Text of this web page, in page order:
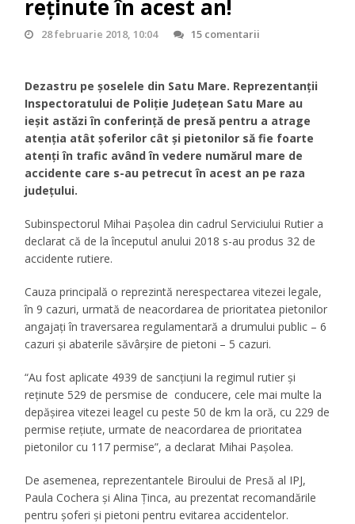
reţinute în acest an!
28 februarie 2018, 10:04 15 comentarii
Dezastru pe şoselele din Satu Mare. Reprezentanţii
Inspectoratului de Poliţie Judeţean Satu Mare au
ieşit astăzi în conferinţă de presă pentru a atrage
atenţia atât şoferilor cât şi pietonilor să fie foarte
atenţi în trafic având în vedere numărul mare de
accidente care s-au petrecut în acest an pe raza
judeţului.
Subinspectorul Mihai Paşolea din cadrul Serviciului Rutier a
declarat că de la începutul anului 2018 s-au produs 32 de
accidente rutiere.
Cauza principală o reprezintă nerespectarea vitezei legale,
în 9 cazuri, urmată de neacordarea de prioritatea pietonilor
angajaţi în traversarea regulamentară a drumului public – 6
cazuri şi abaterile săvârşire de pietoni – 5 cazuri.
“Au fost aplicate 4939 de sancţiuni la regimul rutier şi
reţinute 529 de persmise de conducere, cele mai multe la
depăşirea vitezei leagel cu peste 50 de km la oră, cu 229 de
permise reţiute, urmate de neacordarea de prioritatea
pietonilor cu 117 permise”, a declarat Mihai Paşolea.
De asemenea, reprezentantele Biroului de Presă al IPJ,
Paula Cochera și Alina Ținca, au prezentat recomandările
pentru șoferi și pietoni pentru evitarea accidentelor.